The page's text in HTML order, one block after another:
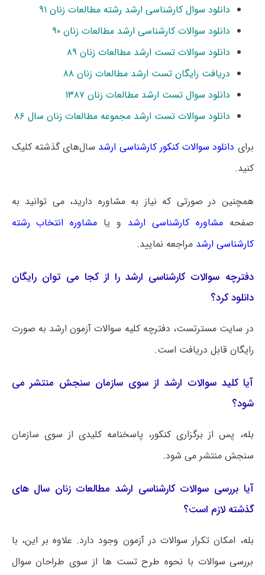
دانلود سوال کارشناسی ارشد رشته مطالعات زنان ۹۱
دانلود سوالات کارشناسی ارشد مطالعات زنان ۹۰
دانلود سوالات تست ارشد مطالعات زنان ۸۹
دریافت رایگان تست ارشد مطالعات زنان ۸۸
دانلود سوال تست ارشد مطالعات زنان ۱۳۸۷
دانلود سوالات تست ارشد مجموعه مطالعات زنان سال ۸۶
برای دانلود سوالات کنکور کارشناسی ارشد سال‌های گذشته کلیک
کنید.
همچنین در صورتی که نیاز به مشاوره دارید، می توانید به
صفحهمشاوره کارشناسی ارشد و یا مشاوره انتخاب رشته
کارشناسی ارشد مراجعه نمایید.
دفترچه سوالات کارشناسی ارشد را از کجا می توان رایگان
دانلود کرد؟
در سایت مسترتست، دفترچه کلیه سوالات آزمون ارشد به صورت
رایگان قابل دریافت است.
آیا کلید سوالات ارشد از سوی سازمان سنجش منتشر می
شود؟
بله، پس از برگزاری کنکور، پاسخنامه کلیدی از سوی سازمان
سنجش منتشر می شود.
آیا بررسی سوالات کارشناسی ارشد مطالعات زنان سال های
گذشته لازم است؟
بله، امکان تکرار سوالات در آزمون وجود دارد. علاوه بر این، با
بررسی سوالات با نحوه طرح تست ها از سوی طراحان سوال